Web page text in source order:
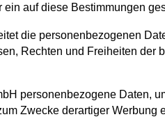
auf diese Bestimmungen
die personenbezogenen
Rechten und Freiheiten der
personenbezogene Daten,
Zwecke derartiger